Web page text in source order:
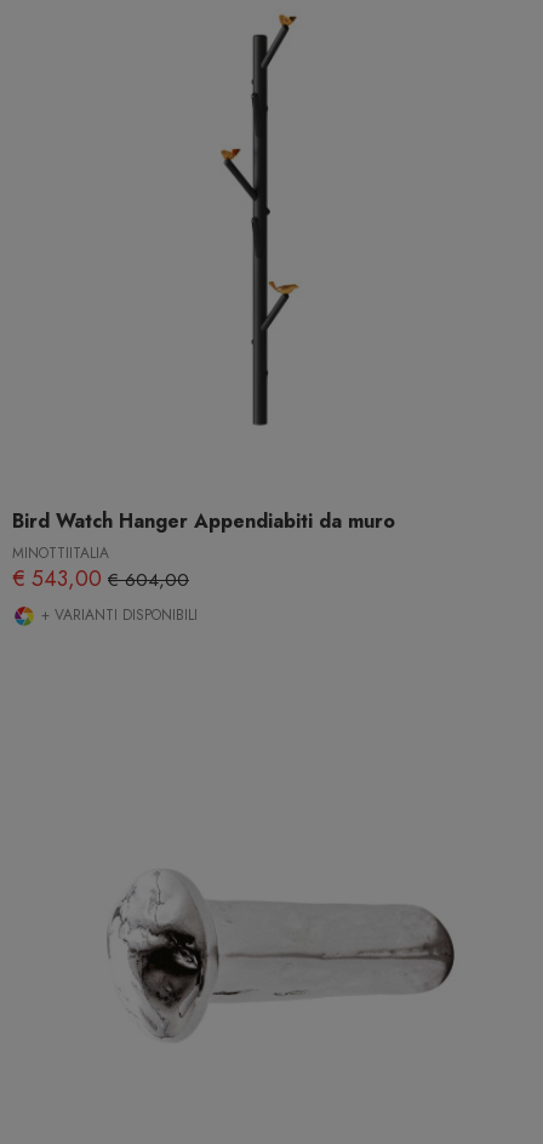
Bird Watch Hanger Appendiabiti da muro
MINOTTIITALIA
€ 543,00 € 604,00
+ VARIANTI DISPONIBILI